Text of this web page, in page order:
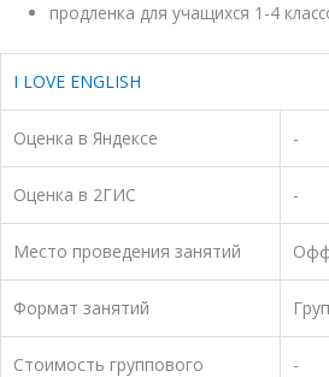
продленка для учащихся 1-4
I LOVE ENGLISH
Оценка в Яндексе -
Оценка в 2ГИС -
Место проведения занятий
Формат занятий
Стоимость группового
-